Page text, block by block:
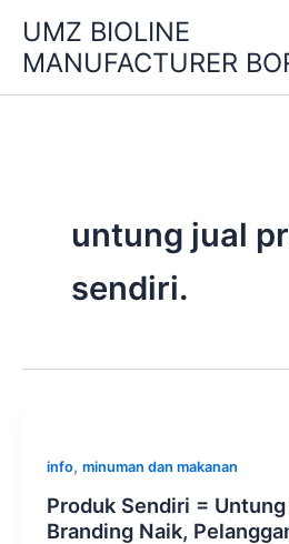
content
UMZ BIOLINE
MANUFACTURER
untung jual
sendiri.
info, minuman dan makanan
Produk Sendiri =
Branding Naik,